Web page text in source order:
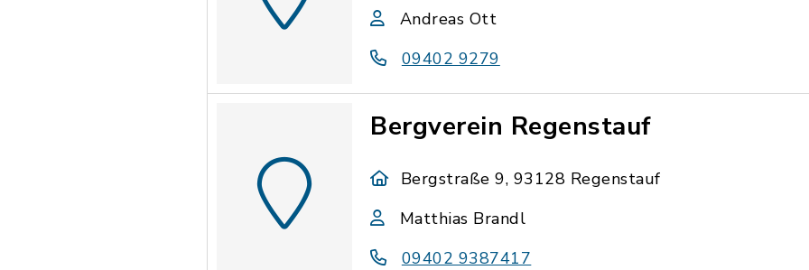
Andreas Ott
09402 9279
Bergverein Regenstauf
Bergstraße 9, 93128 Regenstauf
Matthias Brandl
09402 9387417